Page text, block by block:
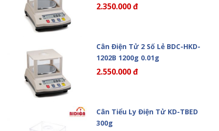
2.350.000 đ
Cân Điện Tử 2 Số Lẻ BDC-HKD-
1202B 1200g 0.01g
2.550.000 đ
Cân Tiểu Ly Điện Tử KD-TBED
300g